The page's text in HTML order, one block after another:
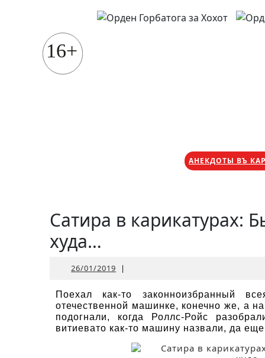
содержимому
16+
АНЕКДОТЫ ВЪ
Сатира в карикатурах:
худа…
26/01/2019 26/01/2019
|
Поехал как-то законноизбранный
отечественной машинке, конечно же, а
подогнали, когда Роллс-Ройс
витиевато как-то машину назвали, да